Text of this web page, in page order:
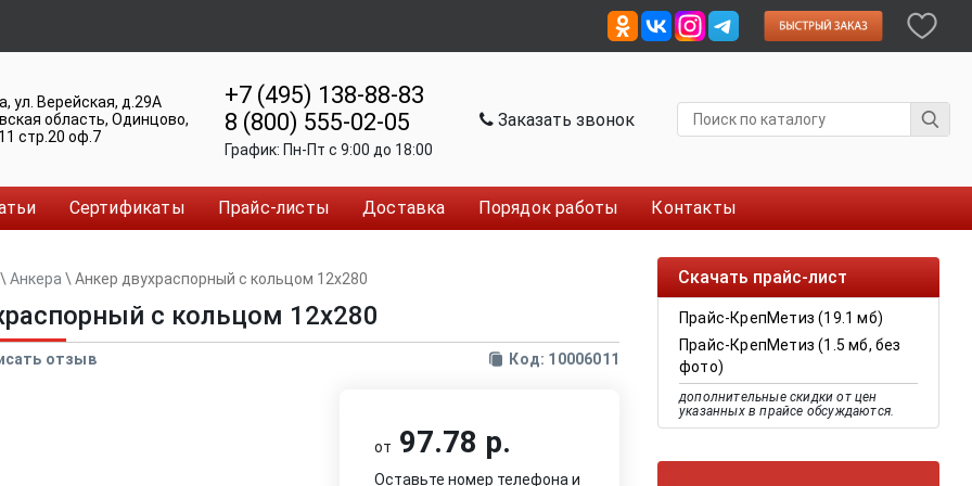
, ул. Верейская, д.29А
область, Одинцово,
стр.20 оф.7
+7 (495) 138-88-83
8 (800) 555-02-05
График: Пн-Пт c 9:00 до 18:00
Заказать звонок
Сертификаты Прайс-листы Доставка Порядок работы Контакты
Скачать прайс-лист
Прайс-КрепМетиз (19.1 мб)
Прайс-КрепМетиз (1.5 мб, без
фото)
дополнительные скидки от цен
указанных в прайсе обсуждаются.
\ Анкера \ Анкер двуxраспорный с кольцом 12x280
с кольцом 12x280
отзыв Код: 10006011
от 97.78 р.
Оставьте номер телефона и